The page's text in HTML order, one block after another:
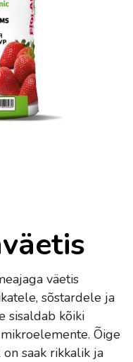
väetis
sõstardele ja
sisaldab kõiki
Õige
saak rikkalik ja